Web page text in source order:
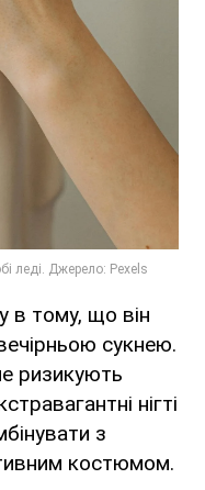
в тому, що він
сукнею.
ризикують
нігті
з
костюмом.